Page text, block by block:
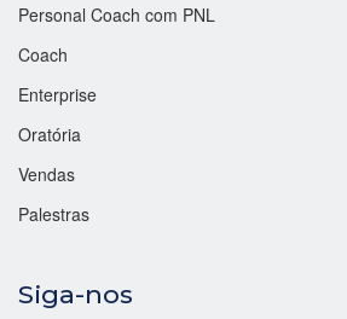
Personal Coach com PNL
Coach
Enterprise
Oratória
Vendas
Palestras
Siga-nos